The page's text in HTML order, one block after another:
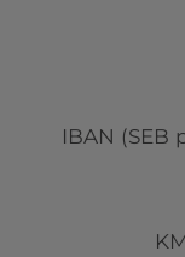
IBAN (SEB